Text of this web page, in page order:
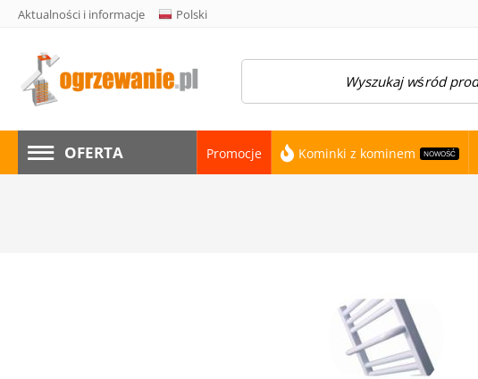
Aktualności i informacje Polski
OFERTA Promocje Kominki z kominem NOWOŚĆ
menu